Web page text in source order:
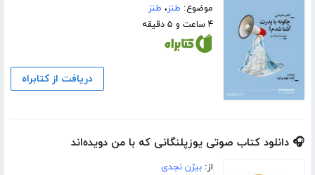
موضوع: طنز، طنز
۴ ساعت و ۵ دقیقه
دریافت از کتابراه
🎧 دانلود کتاب صوتی یوزپلنگانی که با من دویده‌اند
از:بیژن نجدی